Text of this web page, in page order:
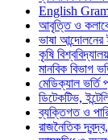
English
আবৃত্তি ও
ভাষা আন্দোলনের
কৃষি
মানবিক বিভাগ
মেডিক্যাল ভর্তি
ডিটেকটিভ,
ব্যক্তিগত ও
রাজনৈতিক